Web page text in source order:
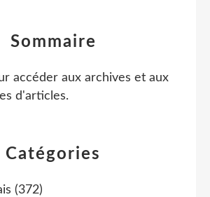
Catégories
(372)
Sommaire
accéder aux archives et aux
d'articles.